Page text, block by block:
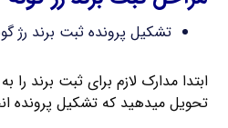
تشکیل پرونده ثبت برند رژ
ابتدا مدارک لازم برای ثبت برند
تحویل میدهید که تشکیل پرونده